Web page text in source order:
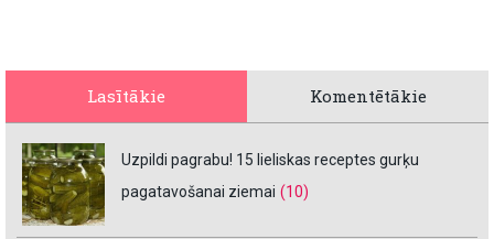
Lasītākie Komentētākie
Uzpildi pagrabu! 15 lieliskas receptes gurķu
pagatavošanai ziemai (10)